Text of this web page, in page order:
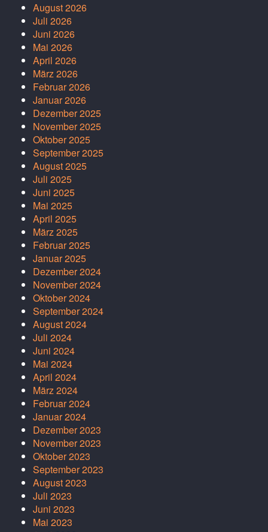
August 2026
Juli 2026
Juni 2026
Mai 2026
April 2026
März 2026
Februar 2026
Januar 2026
Dezember 2025
November 2025
Oktober 2025
September 2025
August 2025
Juli 2025
Juni 2025
Mai 2025
April 2025
März 2025
Februar 2025
Januar 2025
Dezember 2024
November 2024
Oktober 2024
September 2024
August 2024
Juli 2024
Juni 2024
Mai 2024
April 2024
März 2024
Februar 2024
Januar 2024
Dezember 2023
November 2023
Oktober 2023
September 2023
August 2023
Juli 2023
Juni 2023
Mai 2023